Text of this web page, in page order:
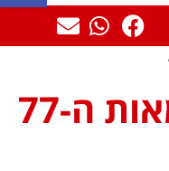
מדור יום העצמאות ה-77